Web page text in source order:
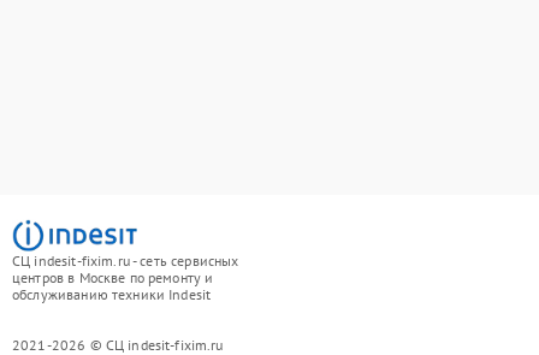
СЦ indesit-fixim.ru - сеть сервисных
центров в Москве по ремонту и
обслуживанию техники Indesit
2021-2026 © СЦ indesit-fixim.ru